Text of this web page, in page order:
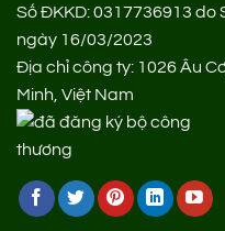
Số ĐKKD: 0317736913 do
ngày 16/03/2023
Địa chỉ công ty: 1026 Âu
Minh, Việt Nam